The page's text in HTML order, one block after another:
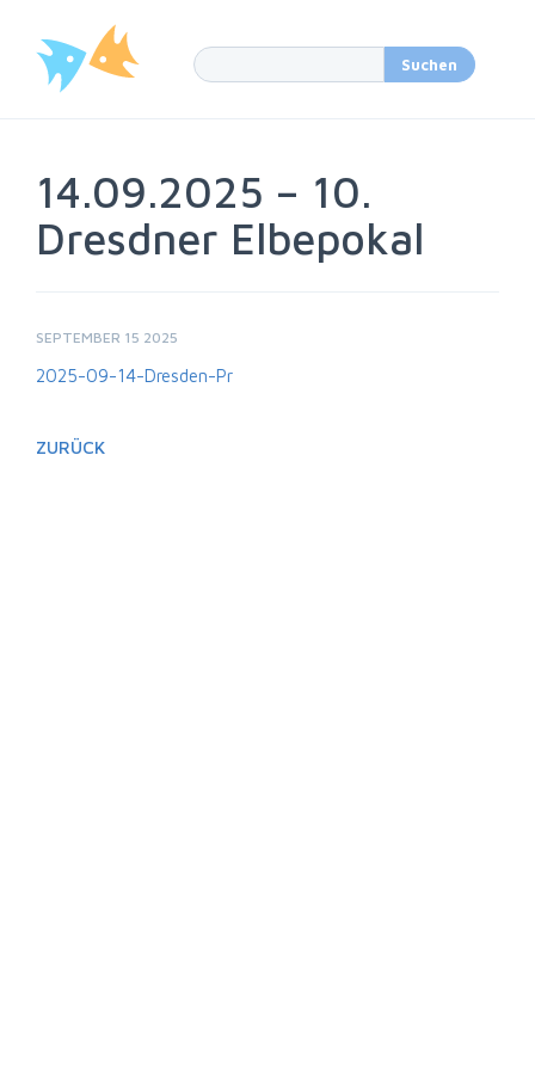
14.09.2025 – 10.
Dresdner Elbepokal
SEPTEMBER 15 2025
2025-09-14-Dresden-Pr
ZURÜCK